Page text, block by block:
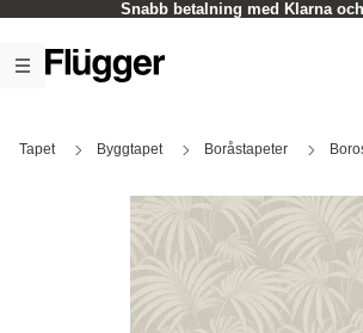
Snabb betalning med Klarna
Tapet Byggtapet Boråstapeter